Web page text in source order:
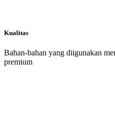
Kualitas
Bahan-bahan yang diigunakan
premium